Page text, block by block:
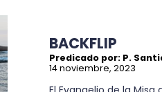
BACKFLIP
Predicado por: P.
14 noviembre, 2023